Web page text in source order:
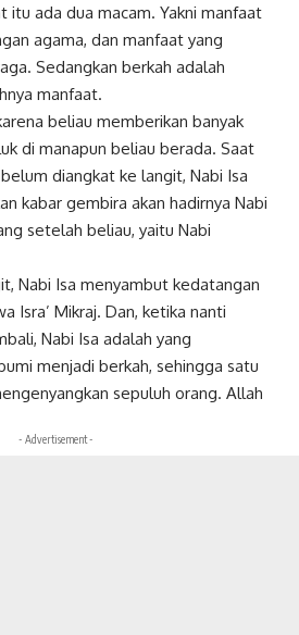
itu ada dua macam. Yakni manfaat
agama, dan manfaat yang
Sedangkan berkah adalah
manfaat.
beliau memberikan banyak
di manapun beliau berada. Saat
diangkat ke langit, Nabi Isa
kabar gembira akan hadirnya Nabi
setelah beliau, yaitu Nabi
Nabi Isa menyambut kedatangan
Isra’ Mikraj. Dan, ketika nanti
Nabi Isa adalah yang
menjadi berkah, sehingga satu
sepuluh orang. Allah
- Advertisement -